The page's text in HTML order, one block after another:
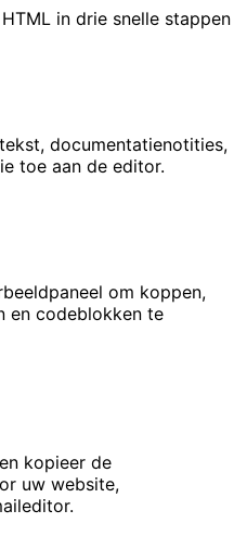
in drie snelle stappen
documentatienotities,
toe aan de editor.
om koppen,
en codeblokken te
kopieer de
uw website,